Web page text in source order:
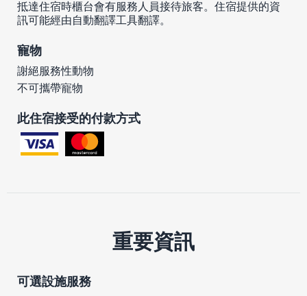
抵達住宿時櫃台會有服務人員接待旅客。住宿提供的資
訊可能經由自動翻譯工具翻譯。
寵物
謝絕服務性動物
不可攜帶寵物
此住宿接受的付款方式
重要資訊
可選設施服務